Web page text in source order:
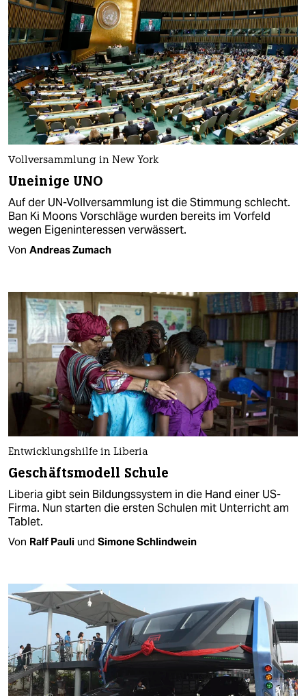
Vollversammlung in New York
Uneinige UNO
Auf der UN-Vollversammlung ist die Stimmung schlecht.
Ban Ki Moons Vorschläge wurden bereits im Vorfeld
wegen Eigeninteressen verwässert.
Von Andreas Zumach
Entwicklungshilfe in Liberia
Geschäftsmodell Schule
Liberia gibt sein Bildungssystem in die Hand einer US-
Firma. Nun starten die ersten Schulen mit Unterricht am
Tablet.
Von Ralf Pauli und Simone Schlindwein